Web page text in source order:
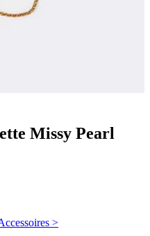
Missy Pearl
>